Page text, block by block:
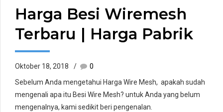
Harga Besi Wiremesh
Terbaru | Harga Pabrik
Oktober 18, 2018
0
Sebelum Anda mengetahui Harga Wire Mesh, apakah sudah
mengenali apa itu Besi Wire Mesh? untuk Anda yang belum
mengenalnya, kami sedikit beri pengenalan.